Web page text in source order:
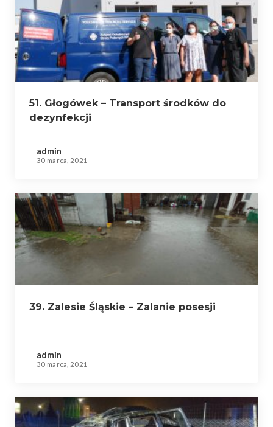
51. Głogówek – Transport środków do
dezynfekcji
admin
30 marca, 2021
39. Zalesie Śląskie – Zalanie posesji
admin
30 marca, 2021